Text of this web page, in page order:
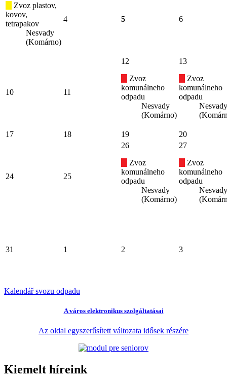
Zvoz plastov,
kovov,
tetrapakov
Nesvady
(Komárno)
4 5 6
10 11
12
Zvoz
komunálneho
odpadu
Nesvady
(Komárno)
13
Zvoz
komunálneho
odpadu
Nesvady
17 18 19 20
24 25
26
Zvoz
komunálneho
odpadu
Nesvady
(Komárno)
27
Zvoz
komunálneho
odpadu
Nesvady
31 1 2 3
Kalendář svozu odpadu
A város elektronikus szolgáltatásai
Az oldal egyszerűsített változata idősek részére
Kiemelt híreink